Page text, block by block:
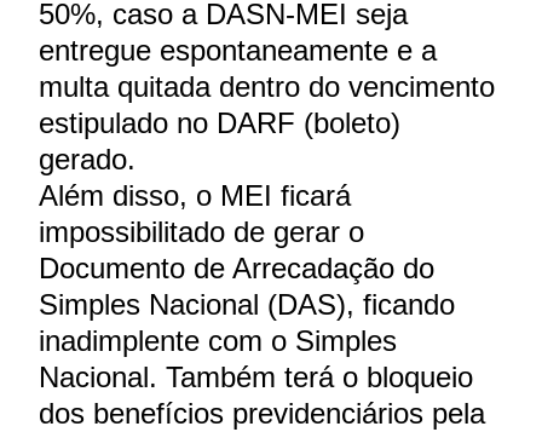
50%, caso a DASN-MEI seja
entregue espontaneamente e a
multa quitada dentro do vencimento
estipulado no DARF (boleto)
gerado.
Além disso, o MEI ficará
impossibilitado de gerar o
Documento de Arrecadação do
Simples Nacional (DAS), ficando
inadimplente com o Simples
Nacional. Também terá o bloqueio
dos benefícios previdenciários pela